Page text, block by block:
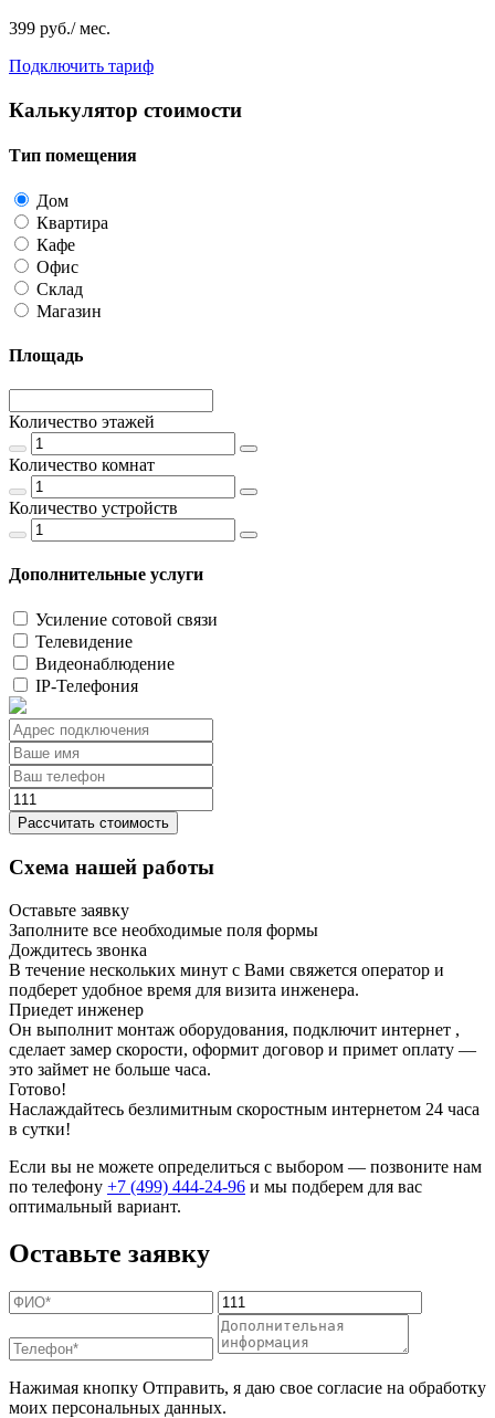
399 руб./ мес.
Подключить тариф
Калькулятор стоимости
Тип помещения
Дом
Квартира
Кафе
Офис
Склад
Магазин
Площадь
Количество этажей
Количество комнат
Количество устройств
Дополнительные услуги
Усиление сотовой связи
Телевидение
Видеонаблюдение
IP-Телефония
Рассчитать стоимость
Схема нашей работы
Оставьте заявку
Заполните все необходимые поля формы
Дождитесь звонка
В течение нескольких минут с Вами свяжется оператор и
подберет удобное время для визита инженера.
Приедет инженер
Он выполнит монтаж оборудования, подключит интернет ,
сделает замер скорости, оформит договор и примет оплату —
это займет не больше часа.
Готово!
Наслаждайтесь безлимитным скоростным интернетом 24 часа
в сутки!
Если вы не можете определиться с выбором — позвоните нам
по телефону +7 (499) 444-24-96 и мы подберем для вас
оптимальный вариант.
Оставьте заявку
Нажимая кнопку Отправить, я даю свое согласие на обработку
моих персональных данных.